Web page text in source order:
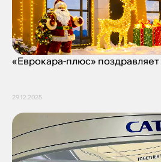
«Еврокара-плюс»
29.12.2025